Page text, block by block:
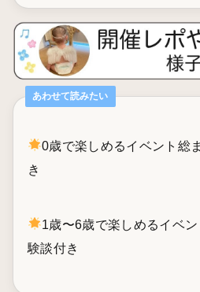
あわせて読みたい
0歳で楽しめるイベント総
き
1歳〜6歳で楽しめるイベ
験談付き